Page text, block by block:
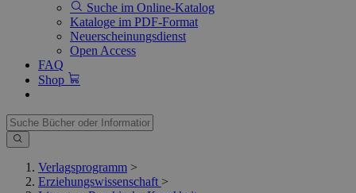
Suche im Online-Katalog
Kataloge im PDF-Format
Neuerscheinungsdienst
Open Access
FAQ
Shop
Verlagsprogramm >
Erziehungswissenschaft >